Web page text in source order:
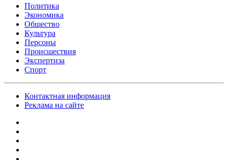
Политика
Экономика
Общество
Культура
Персоны
Происшествия
Экспертиза
Спорт
Контактная информация
Реклама на сайте